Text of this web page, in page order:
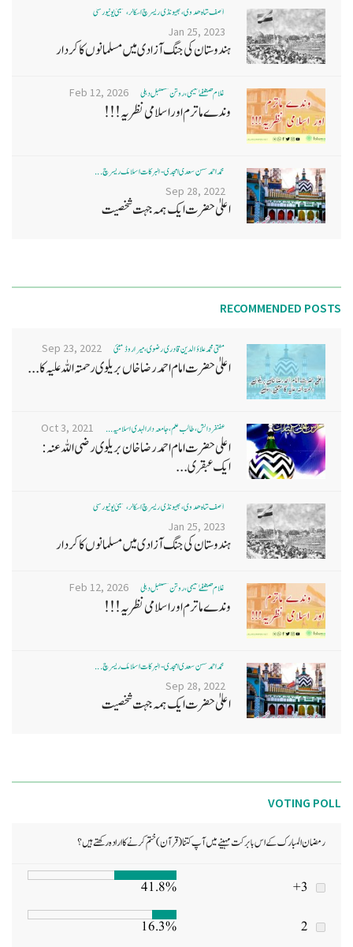
آصف شاہ ھدوی، بھیونڈی ریسرچ اسکالر، ممبئی یونیورسٹی
Jan 25, 2023
ہندوستان کی جنگ آزادی میں مسلمانوں کا کردار
غلام مصطفےٰ نعیمی، روشن مستقبل دہلی Feb 12, 2026
وندے ماترم اور اسلامی نظریہ!!!
محمد احمد حسن سعدی امجدی - البرکات اسلامک ریسرچ ...
Sep 28, 2022
اعلیٰ حضرت ایک ہمہ جہت شخصیت
RECOMMENDED POSTS
مفتی محمد علاؤ الدین قادری رضوی ، میرا روڈ ممبئی Sep 23, 2022
اعلیٰ حضرت امام احمد رضا خاں بر یلو ی رحمتہ اللہ علیہ کا...
غضنفر دانش، طالب علم، جامعہ دارالہدی اسلامیہ ... Oct 3, 2021
اعلی حضرت امام احمد رضا خان بریلوی رضی اللہ عنہ:
ایک عبقری...
آصف شاہ ھدوی، بھیونڈی ریسرچ اسکالر، ممبئی یونیورسٹی
Jan 25, 2023
ہندوستان کی جنگ آزادی میں مسلمانوں کا کردار
غلام مصطفےٰ نعیمی، روشن مستقبل دہلی Feb 12, 2026
وندے ماترم اور اسلامی نظریہ!!!
محمد احمد حسن سعدی امجدی - البرکات اسلامک ریسرچ ...
Sep 28, 2022
اعلیٰ حضرت ایک ہمہ جہت شخصیت
VOTING POLL
رمضان المبارک کے اس بابرکت مہینے میں آپ کتنا (قرآن) ختم کرنے کا ارادہ رکھتے ہیں؟
3+
41.8%
2
16.3%